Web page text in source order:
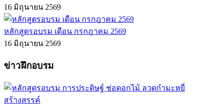
16 มิถุนายน 2569
หลักสูตรอบรม เดือน กรกฎาคม 2569
16 มิถุนายน 2569
ข่าวฝึกอบรม